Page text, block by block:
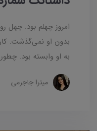
امروز چهلم بود. چهل
بدون او نمی‌گذشت.
به او وابسته بود.
میترا جاجرمی